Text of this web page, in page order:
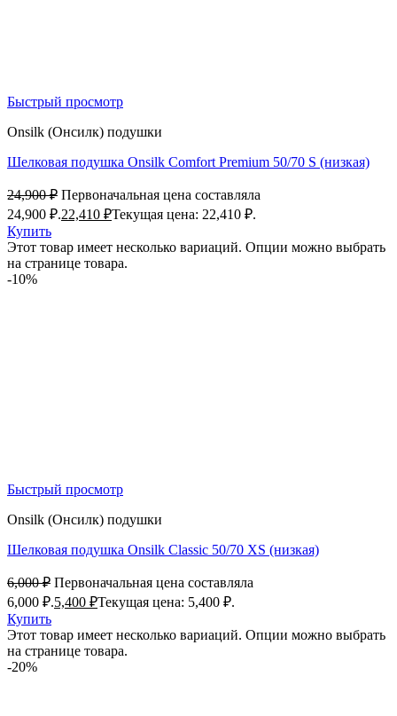
Быстрый просмотр
Onsilk (Онсилк) подушки
Шелковая подушка Onsilk Comfort Premium 50/70 S (низкая)
24,900₽ Первоначальная цена составляла
24,900 ₽.22,410 ₽Текущая цена: 22,410 ₽.
Купить
Этот товар имеет несколько вариаций. Опции можно выбрать
на странице товара.
-10%
Быстрый просмотр
Onsilk (Онсилк) подушки
Шелковая подушка Onsilk Classic 50/70 XS (низкая)
6,000₽ Первоначальная цена составляла
6,000 ₽.5,400 ₽Текущая цена: 5,400 ₽.
Купить
Этот товар имеет несколько вариаций. Опции можно выбрать
на странице товара.
-20%